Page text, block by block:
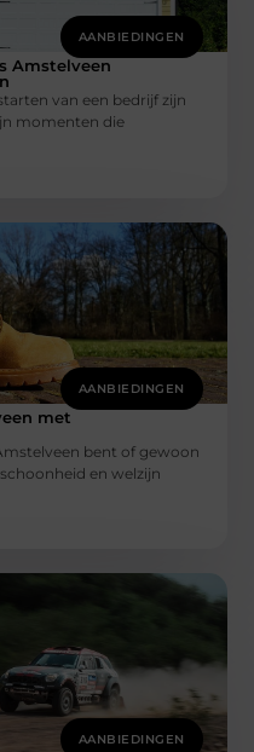
AANBIEDINGEN
Amstelveen
van een bedrijf zijn
momenten die
AANBIEDINGEN
met
bent of gewoon
en welzijn
AANBIEDINGEN